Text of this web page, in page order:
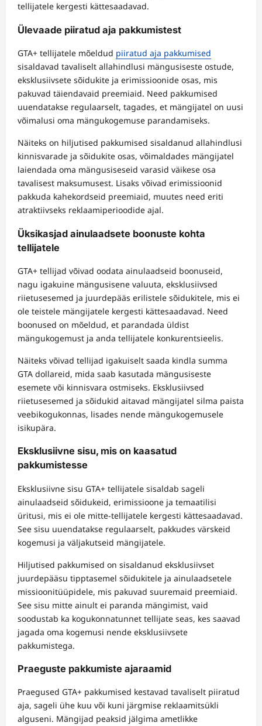
tellijatele kergesti kättesaadavad.
Ülevaade piiratud aja pakkumistest
GTA+ tellijatele mõeldud piiratud aja pakkumised
sisaldavad tavaliselt allahindlusi mängusiseste ostude,
eksklusiivsete sõidukite ja erimissioonide osas, mis
pakuvad täiendavaid preemiaid. Need pakkumised
uuendatakse regulaarselt, tagades, et mängijatel on uusi
võimalusi oma mängukogemuse parandamiseks.
Näiteks on hiljutised pakkumised sisaldanud allahindlusi
kinnisvarade ja sõidukite osas, võimaldades mängijatel
laiendada oma mängusiseseid varasid väikese osa
tavalisest maksumusest. Lisaks võivad erimissioonid
pakkuda kahekordseid preemiaid, muutes need eriti
atraktiivseks reklaamiperioodide ajal.
Üksikasjad ainulaadsete boonuste kohta
tellijatele
GTA+ tellijad võivad oodata ainulaadseid boonuseid,
nagu igakuine mängusisene valuuta, eksklusiivsed
riietusesemed ja juurdepääs erilistele sõidukitele, mis ei
ole teistele mängijatele kergesti kättesaadavad. Need
boonused on mõeldud, et parandada üldist
mängukogemust ja anda tellijatele konkurentsieelis.
Näiteks võivad tellijad igakuiselt saada kindla summa
GTA dollareid, mida saab kasutada mängusiseste
esemete või kinnisvara ostmiseks. Eksklusiivsed
riietusesemed ja sõidukid aitavad mängijatel silma paista
veebikogukonnas, lisades nende mängukogemusele
isikupära.
Eksklusiivne sisu, mis on kaasatud
pakkumistesse
Eksklusiivne sisu GTA+ tellijatele sisaldab sageli
ainulaadseid sõidukeid, erimissioone ja temaatilisi
üritusi, mis ei ole mitte-tellijatele kergesti kättesaadavad.
See sisu uuendatakse regulaarselt, pakkudes värskeid
kogemusi ja väljakutseid mängijatele.
Hiljutised pakkumised on sisaldanud eksklusiivset
juurdepääsu tipptasemel sõidukitele ja ainulaadsetele
missioonitüüpidele, mis pakuvad suuremaid preemiaid.
See sisu mitte ainult ei paranda mängimist, vaid
soodustab ka kogukonnatunnet tellijate seas, kes saavad
jagada oma kogemusi nende eksklusiivsete
pakkumistega.
Praeguste pakkumiste ajaraamid
Praegused GTA+ pakkumised kestavad tavaliselt piiratud
aja, sageli ühe kuu või kuni järgmise reklaamitsükli
alguseni. Mängijad peaksid jälgima ametlikke